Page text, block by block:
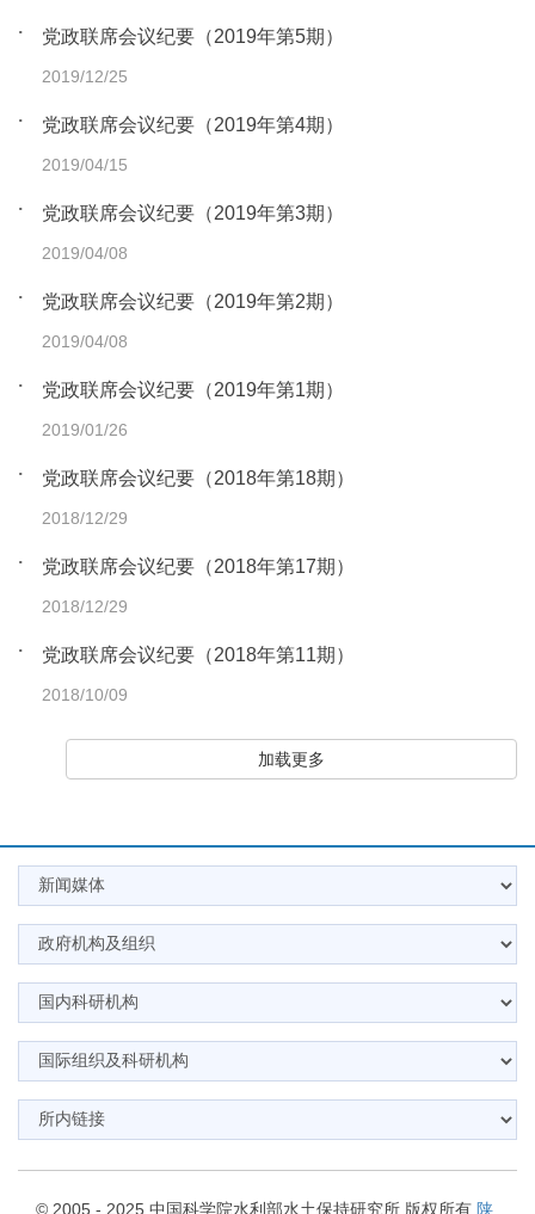
党政联席会议纪要（2019年第5期）
2019/12/25
党政联席会议纪要（2019年第4期）
2019/04/15
党政联席会议纪要（2019年第3期）
2019/04/08
党政联席会议纪要（2019年第2期）
2019/04/08
党政联席会议纪要（2019年第1期）
2019/01/26
党政联席会议纪要（2018年第18期）
2018/12/29
党政联席会议纪要（2018年第17期）
2018/12/29
党政联席会议纪要（2018年第11期）
2018/10/09
加载更多
© 2005 - 2025 中国科学院水利部水土保持研究所 版权所有 陕